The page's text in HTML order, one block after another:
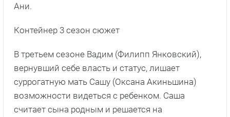
Ани.
Контейнер 3 сезон сюжет
В третьем сезоне Вадим (Филипп Янковский),
вернувший себе власть и статус, лишает
суррогатную мать Сашу (Оксана Акиньшина)
возможности видеться с ребенком. Саша
считает сына родным и решается на